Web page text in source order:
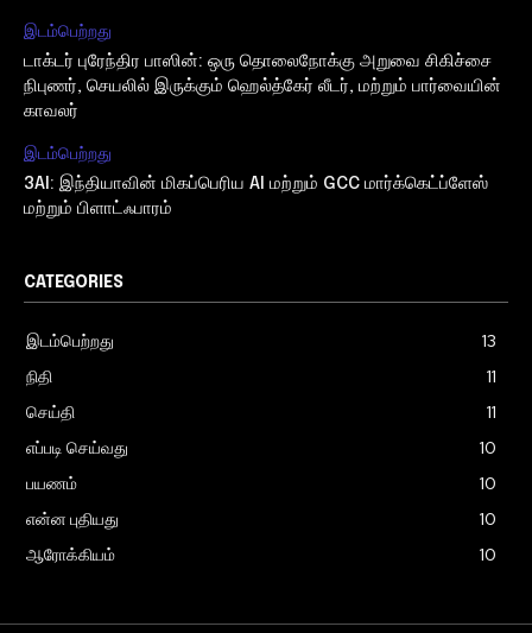
இடம்பெற்றது
டாக்டர் புரேந்திர பாஸின்: ஒரு தொலைநோக்கு அறுவை சிகிச்சை
நிபுணர், செயலில் இருக்கும் ஹெல்த்கேர் லீடர், மற்றும் பார்வையின்
காவலர்
இடம்பெற்றது
3AI: இந்தியாவின் மிகப்பெரிய AI மற்றும் GCC மார்க்கெட்ப்ளேஸ்
மற்றும் பிளாட்ஃபாரம்
CATEGORIES
இடம்பெற்றது
13
நிதி
11
செய்தி
11
எப்படி செய்வது
10
பயணம்
10
என்ன புதியது
10
ஆரோக்கியம்
10